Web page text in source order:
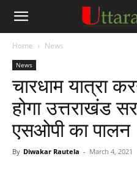
Home News
News
चारधाम यात्रा
होगा उत्तराखंड
एसओपी का पालन
By Diwakar Rautela - March 4, 2021